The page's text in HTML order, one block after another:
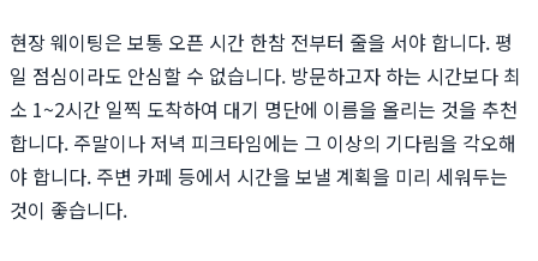
현장 웨이팅은 보통 오픈 시간 한참 전부터 줄을 서야 합니다. 평
일 점심이라도 안심할 수 없습니다. 방문하고자 하는 시간보다 최
소 1~2시간 일찍 도착하여 대기 명단에 이름을 올리는 것을 추천
합니다. 주말이나 저녁 피크타임에는 그 이상의 기다림을 각오해
야 합니다. 주변 카페 등에서 시간을 보낼 계획을 미리 세워두는
것이 좋습니다.